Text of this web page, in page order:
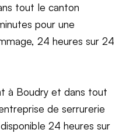
tout le canton
pour une
24 heures sur 24
à Boudry et dans tout
de serrurerie
24 heures sur